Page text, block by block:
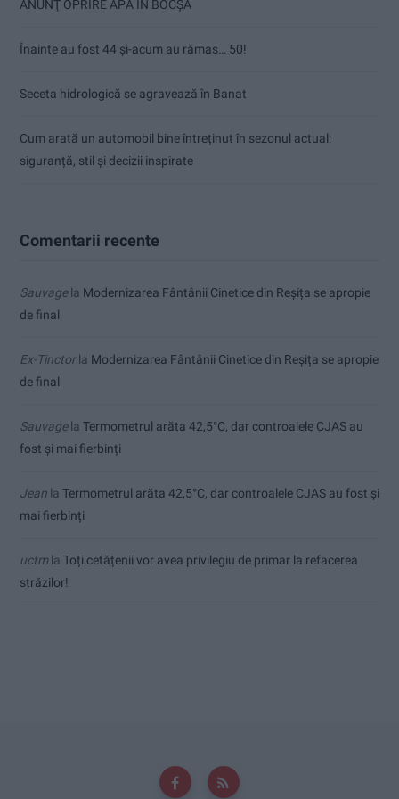
ANUNŢ OPRIRE APĂ ÎN BOCȘA
Înainte au fost 44 și-acum au rămas… 50!
Seceta hidrologică se agravează în Banat
Cum arată un automobil bine întreținut în sezonul actual:
siguranță, stil și decizii inspirate
Comentarii recente
Sauvagela Modernizarea Fântânii Cinetice din Reșița se apropie
de final
Ex-Tinctorla Modernizarea Fântânii Cinetice din Reșița se apropie
de final
Sauvagela Termometrul arăta 42,5°C, dar controalele CJAS au
fost și mai fierbinți
Jean la Termometrul arăta 42,5°C, dar controalele CJAS au fost și
mai fierbinți
uctmla Toți cetățenii vor avea privilegiu de primar la refacerea
străzilor!